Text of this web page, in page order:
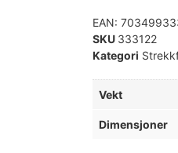
EAN:
SKU 333122
Kategori
Vekt
Dimensjoner